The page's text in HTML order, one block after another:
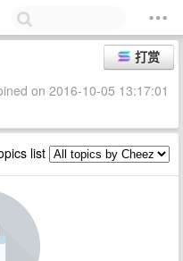
打赏
on 2016-10-05 13:17:01
list